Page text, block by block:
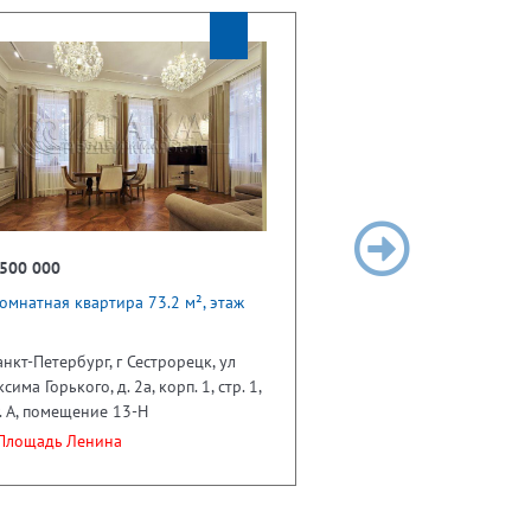
000
квартира 73.2 м², этаж
Петербург, г Сестрорецк, ул
Горького, д. 2а, корп. 1, стр. 1,
А, помещение 13-Н
Ленина